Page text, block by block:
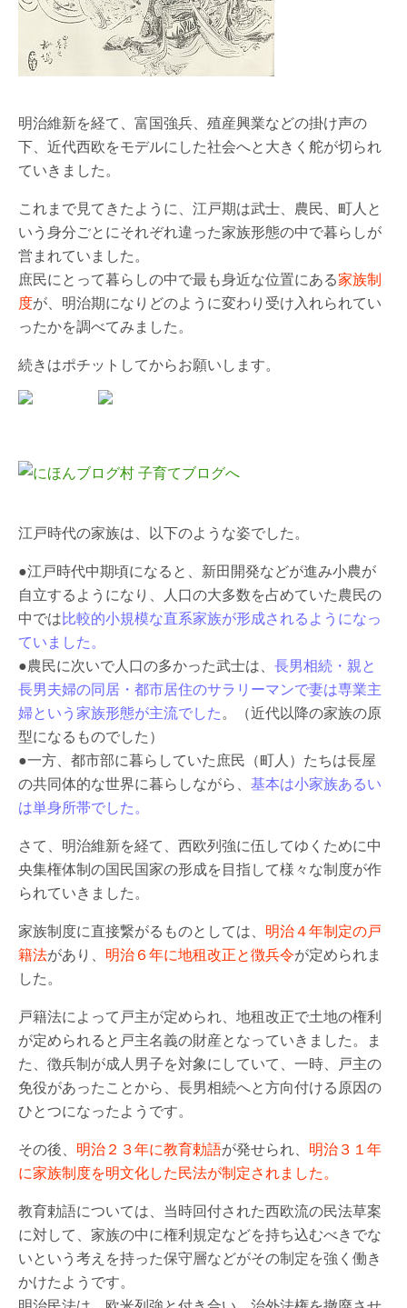
明治維新を経て、富国強兵、殖産興業などの掛け声の
下、近代西欧をモデルにした社会へと大きく舵が切られ
ていきました。
これまで見てきたように、江戸期は武士、農民、町人と
いう身分ごとにそれぞれ違った家族形態の中で暮らしが
営まれていました。
庶民にとって暮らしの中で最も身近な位置にある家族制
度が、明治期になりどのように変わり受け入れられてい
ったかを調べてみました。
続きはポチットしてからお願いします。
江戸時代の家族は、以下のような姿でした。
●江戸時代中期頃になると、新田開発などが進み小農が
自立するようになり、人口の大多数を占めていた農民の
中では比較的小規模な直系家族が形成されるようになっ
ていました。
●農民に次いで人口の多かった武士は、 長男相続・親と
長男夫婦の同居・都市居住のサラリーマンで妻は専業主
婦という家族形態が主流でした。（近代以降の家族の原
型になるものでした）
●一方、都市部に暮らしていた庶民（町人）たちは長屋
の共同体的な世界に暮らしながら、 基本は小家族あるい
は単身所帯でした。
さて、明治維新を経て、西欧列強に伍してゆくために中
央集権体制の国民国家の形成を目指して様々な制度が作
られていきました。
家族制度に直接繋がるものとしては、 明治４年制定の戸
籍法があり、 明治６年に地租改正と徴兵令が定められま
した。
戸籍法によって戸主が定められ、地租改正で土地の権利
が定められると戸主名義の財産となっていきました。ま
た、徴兵制が成人男子を対象にしていて、一時、戸主の
免役があったことから、長男相続へと方向付ける原因の
ひとつになったようです。
その後、 明治２３年に教育勅語が発せられ、 明治３１年
に家族制度を明文化した民法が制定されました。
教育勅語については、当時回付された西欧流の民法草案
に対して、家族の中に権利規定などを持ち込むべきでな
いという考えを持った保守層などがその制定を強く働き
かけたようです。